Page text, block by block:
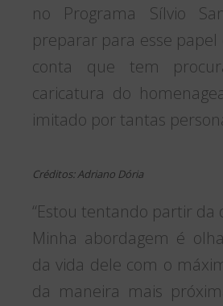
no Programa Sílvio
preparar para esse papel
conta que tem
caricatura do
imitado por tantas
Créditos: Adriano Dória
“Estou tentando partir da
Minha abordagem é
da vida dele com o
da maneira mais